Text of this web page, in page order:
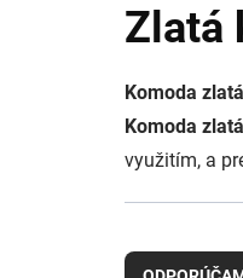
Zlatá
Komoda zlatá
Komoda zlatá
využitím, a
a